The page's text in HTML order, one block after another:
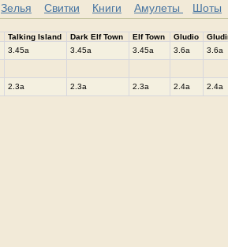
Зелья Свитки Книги Амулеты Шоты
Talking Island Dark Elf Town Elf Town Gludio
3.45a 3.45a 3.45a 3.6a 3.6a
2.3a 2.3a 2.3a 2.4a 2.4a